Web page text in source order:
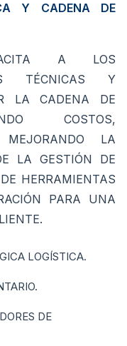
Y CADENA DE
A LOS
TÉCNICAS Y
LA CADENA DE
COSTOS,
LA
LA GESTIÓN DE
HERRAMIENTAS
PARA UNA
LOGÍSTICA.
DE